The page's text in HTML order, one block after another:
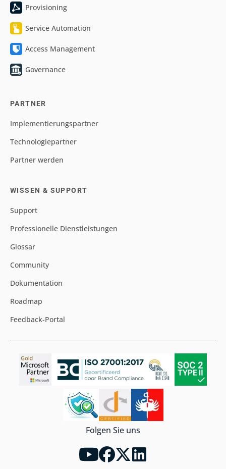
Provisioning
Service Automation
Access Management
Governance
PARTNER
Implementierungspartner
Technologiepartner
Partner werden
WISSEN & SUPPORT
Support
Professionelle Dienstleistungen
Glossar
Community
Dokumentation
Roadmap
Feedback-Portal
Folgen Sie uns